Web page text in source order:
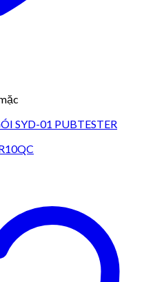
SYD-01 PUBTESTER